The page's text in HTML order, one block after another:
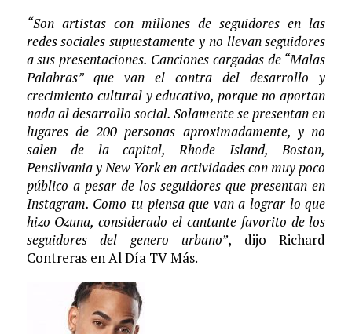
“Son artistas con millones de seguidores en las
redes sociales supuestamente y no llevan seguidores
a sus presentaciones. Canciones cargadas de “Malas
Palabras” que van el contra del desarrollo y
crecimiento cultural y educativo, porque no aportan
nada al desarrollo social. Solamente se presentan en
lugares de 200 personas aproximadamente, y no
salen de la capital, Rhode Island, Boston,
Pensilvania y New York en actividades con muy poco
público a pesar de los seguidores que presentan en
Instagram. Como tu piensa que van a lograr lo que
hizo Ozuna, considerado el cantante favorito de los
seguidores del genero urbano”, dijo Richard
Contreras en Al Día TV Más.